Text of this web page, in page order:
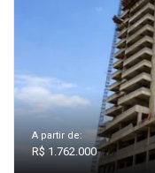
A partir de:
R$ 1.762.000